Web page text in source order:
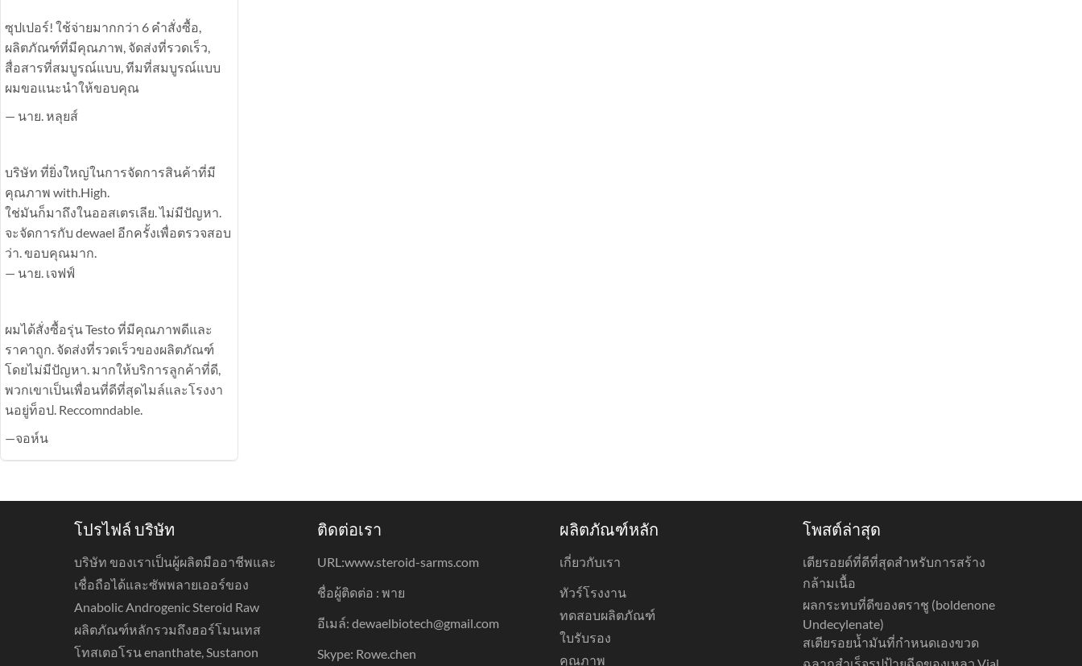
ซุปเปอร์! ใช้จ่ายมากกว่า 6 คำสั่งซื้อ,
ผลิตภัณฑ์ที่มีคุณภาพ, จัดส่งที่รวดเร็ว,
สื่อสารที่สมบูรณ์แบบ, ทีมที่สมบูรณ์แบบ
ผมขอแนะนำให้ขอบคุณ
— นาย. หลุยส์
บริษัท ที่ยิ่งใหญ่ในการจัดการสินค้าที่มี
คุณภาพ with.High.
ใช่มันก็มาถึงในออสเตรเลีย. ไม่มีปัญหา.
จะจัดการกับ dewael อีกครั้งเพื่อตรวจสอบ
ว่า. ขอบคุณมาก.
— นาย. เจฟฟ์
ผมได้สั่งซื้อรุ่น Testo ที่มีคุณภาพดีและ
ราคาถูก. จัดส่งที่รวดเร็วของผลิตภัณฑ์
โดยไม่มีปัญหา. มากให้บริการลูกค้าที่ดี,
พวกเขาเป็นเพื่อนที่ดีที่สุดไมล์และโรงงา
นอยู่ท็อป. Reccomndable.
—จอห์น
โปรไฟล์ บริษัท
บริษัท ของเราเป็นผู้ผลิตมืออาชีพและ
เชื่อถือได้และซัพพลายเออร์ของ
Anabolic Androgenic Steroid Raw
ผลิตภัณฑ์หลักรวมถึงฮอร์โมนเทส
โทสเตอโรน enanthate, Sustanon
ติดต่อเรา
URL:www.steroid-sarms.com
ชื่อผู้ติดต่อ : พาย
อีเมล์: dewaelbiotech@gmail.com
Skype: Rowe.chen
ผลิตภัณฑ์หลัก
เกี่ยวกับเรา
ทัวร์โรงงาน
ทดสอบผลิตภัณฑ์
ใบรับรอง
คุณภาพ
โพสต์ล่าสุด
เตียรอยด์ที่ดีที่สุดสำหรับการสร้าง
กล้ามเนื้อ
ผลกระทบที่ดีของตราชู (boldenone
Undecylenate)
สเตียรอยน้ำมันที่กำหนดเองขวด
ฉลากสำเร็จรูปป้ายฉีดของเหลว Vial